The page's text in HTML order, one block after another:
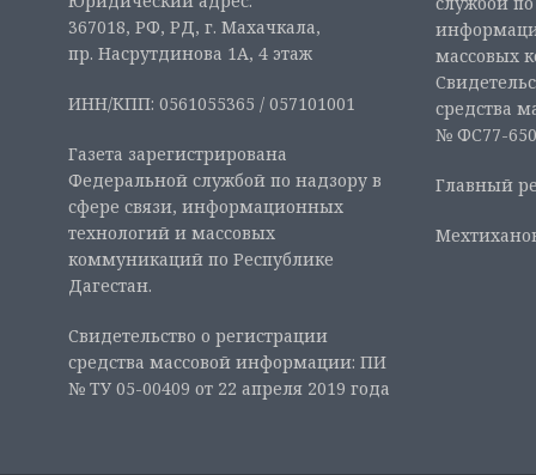
367018, РФ, РД, г. Махачкала,
пр. Насрутдинова 1А, 4 этаж
ИНН/КПП: 0561055365 / 057101001
Газета зарегистрирована
Федеральной службой по надзору в
сфере связи, информационных
технологий и массовых
коммуникаций по Республике
Дагестан.
Свидетельство о регистрации
средства массовой информации: ПИ
№ ТУ 05-00409 от 22 апреля 2019 года
массовых
средства
№ ФС77-
Главный